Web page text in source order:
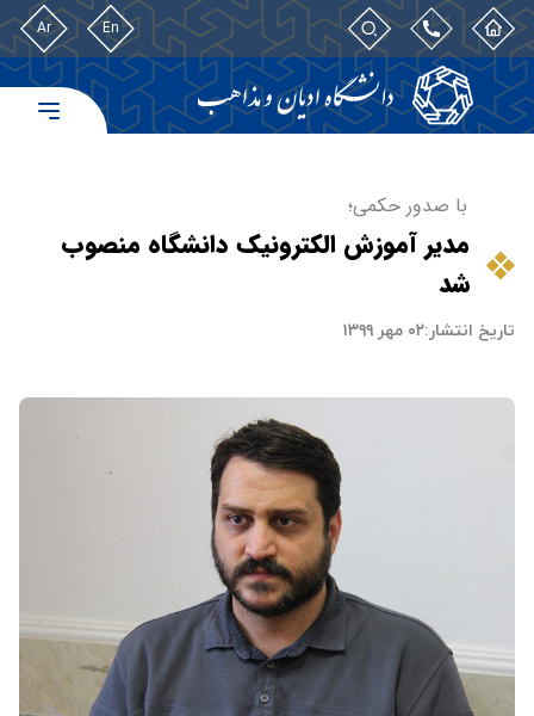
En
Ar
با صدور حکمی؛
مدیر آموزش الکترونیک دانشگاه منصوب
شد
تاریخ انتشار:۰۲ مهر ۱۳۹۹